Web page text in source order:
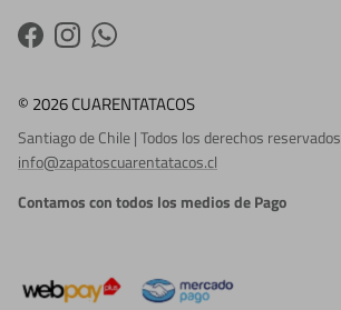
FacebookInstagramWhatsApp
© 2026 CUARENTATACOS
Santiago de Chile | Todos los derechos reservados
info@zapatoscuarentatacos.cl
Contamos con todos los medios de Pago